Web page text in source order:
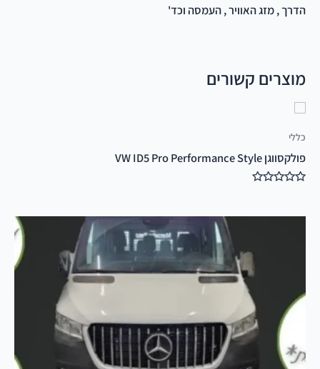
הדרך , מזג האוויר , העמסה וכד'
מוצרים קשורים
כללי
פולקסווגן VW ID5 Pro Performance Style